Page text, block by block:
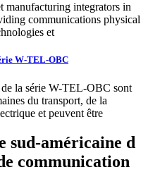
manufacturing integrators in
communications physical
et
W-TEL-OBC
de la série W-TEL-OBC sont
du transport, de la
et peuvent être
sud-américaine d
communication